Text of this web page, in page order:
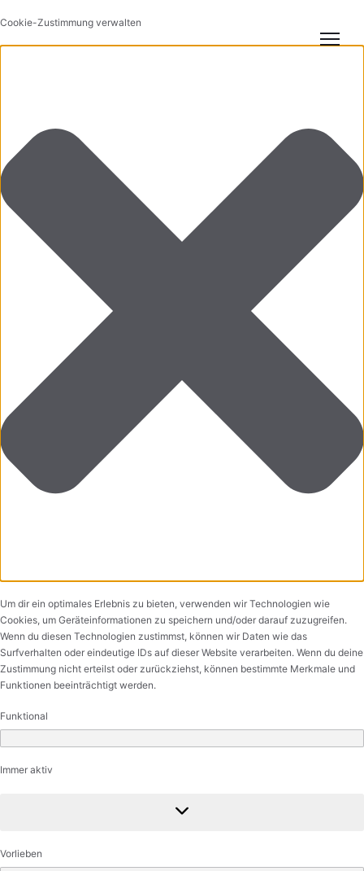
Cookie-Zustimmung verwalten
Um dir ein optimales Erlebnis zu bieten, verwenden wir Technologien wie
Cookies, um Geräteinformationen zu speichern und/oder darauf zuzugreifen.
Wenn du diesen Technologien zustimmst, können wir Daten wie das
Surfverhalten oder eindeutige IDs auf dieser Website verarbeiten. Wenn du deine
Zustimmung nicht erteilst oder zurückziehst, können bestimmte Merkmale und
Funktionen beeinträchtigt werden.
Funktional
Funktional
Immer aktiv
Vorlieben